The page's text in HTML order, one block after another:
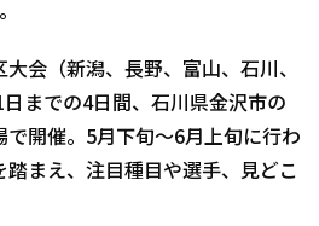
会（新潟、長野、富山、石川、
までの4日間、石川県金沢市の
で開催。5月下旬～6月上旬に行わ
まえ、注目種目や選手、見どこ